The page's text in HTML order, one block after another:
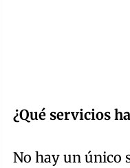
¿Qué servicios
No hay un único